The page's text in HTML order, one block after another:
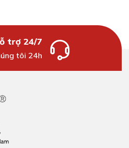
trợ 24/7
tôi 24h